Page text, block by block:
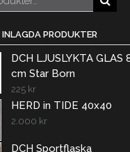
INLAGDA PRODUKTER
DCH LJUSLYKTA GLAS
cm Star Born
225 kr
HERD in TIDE 40x40
2.000 kr
DCH Sportflaska